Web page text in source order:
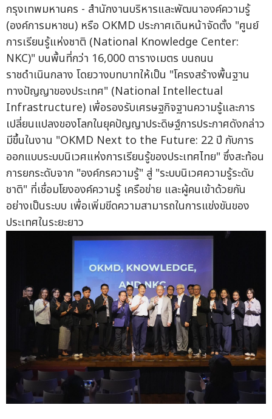
กรุงเทพมหานคร - สำนักงานบริหารและพัฒนาองค์ความรู้
(องค์การมหาชน) หรือ OKMD ประกาศเดินหน้าจัดตั้ง "ศูนย์
การเรียนรู้แห่งชาติ (National Knowledge Center:
NKC)" บนพื้นที่กว่า 16,000 ตารางเมตร บนถนน
ราชดำเนินกลาง โดยวางบทบาทให้เป็น "โครงสร้างพื้นฐาน
ทางปัญญาของประเทศ" (National Intellectual
Infrastructure) เพื่อรองรับเศรษฐกิจฐานความรู้และการ
เปลี่ยนแปลงของโลกในยุคปัญญาประดิษฐ์การประกาศดังกล่าว
มีขึ้นในงาน "OKMD Next to the Future: 22 ปี กับการ
ออกแบบระบบนิเวศแห่งการเรียนรู้ของประเทศไทย" ซึ่งสะท้อน
การยกระดับจาก "องค์กรความรู้" สู่ "ระบบนิเวศความรู้ระดับ
ชาติ" ที่เชื่อมโยงองค์ความรู้ เครือข่าย และผู้คนเข้าด้วยกัน
อย่างเป็นระบบ เพื่อเพิ่มขีดความสามารถในการแข่งขันของ
ประเทศในระยะยาว